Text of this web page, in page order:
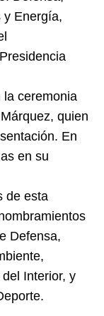
y Energía,
la ceremonia
quien
En
en su
de esta
Defensa,
Interior, y